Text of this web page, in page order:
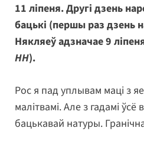
11 ліпеня. Другі дзень
бацькі (першы раз дзень
Някляеў адзначае 9
НН).
Рос я пад уплывам маці з
малітвамі. Але з гадамі
бацькавай натуры.